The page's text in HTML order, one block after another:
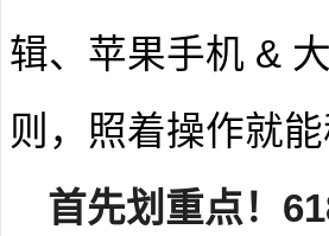
辑、苹果手机 &
则，照着操作就
首先划重点！